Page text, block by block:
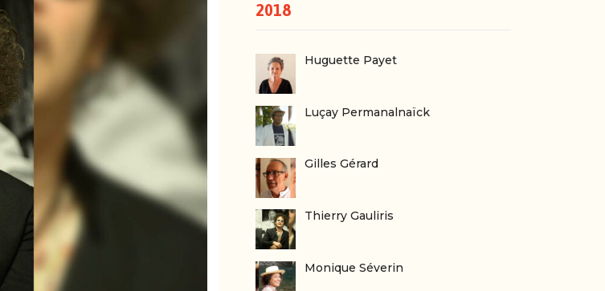
2018
Huguette Payet
Luçay Permanalnaïck
Gilles Gérard
Thierry Gauliris
Monique Séverin